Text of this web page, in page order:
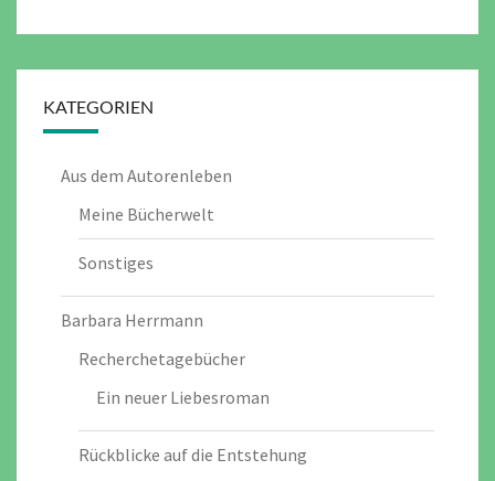
KATEGORIEN
Aus dem Autorenleben
Meine Bücherwelt
Sonstiges
Barbara Herrmann
Recherchetagebücher
Ein neuer Liebesroman
Rückblicke auf die Entstehung